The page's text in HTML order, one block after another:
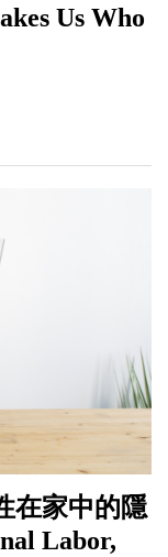
Us Who
在家中的隱
Labor,